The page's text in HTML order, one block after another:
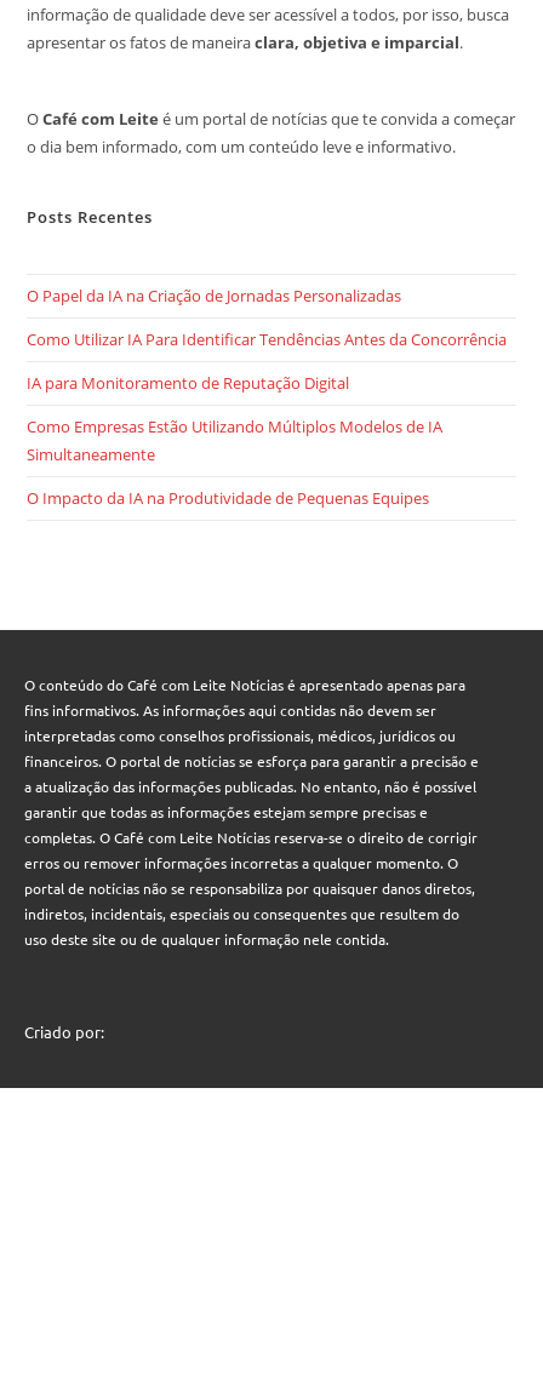
informação de qualidade deve ser acessível a todos, por isso, busca
apresentar os fatos de maneiraclara, objetiva e imparcial.
OCafé com Leite é um portal de notícias que te convida a começar
o dia bem informado, com um conteúdo leve e informativo.
Posts Recentes
O Papel da IA na Criação de Jornadas Personalizadas
Como Utilizar IA Para Identificar Tendências Antes da Concorrência
IA para Monitoramento de Reputação Digital
Como Empresas Estão Utilizando Múltiplos Modelos de IA
Simultaneamente
O Impacto da IA na Produtividade de Pequenas Equipes
O conteúdo do Café com Leite Notícias é apresentado apenas para
fins informativos. As informações aqui contidas não devem ser
interpretadas como conselhos profissionais, médicos, jurídicos ou
financeiros. O portal de notícias se esforça para garantir a precisão e
a atualização das informações publicadas. No entanto, não é possível
garantir que todas as informações estejam sempre precisas e
completas. O Café com Leite Notícias reserva-se o direito de corrigir
erros ou remover informações incorretas a qualquer momento. O
portal de notícias não se responsabiliza por quaisquer danos diretos,
indiretos, incidentais, especiais ou consequentes que resultem do
uso deste site ou de qualquer informação nele contida.
Criado por: